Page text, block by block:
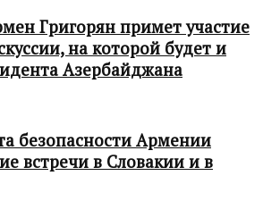
Григорян примет участие
на которой будет и
Азербайджана
безопасности Армении
встречи в Словакии и в